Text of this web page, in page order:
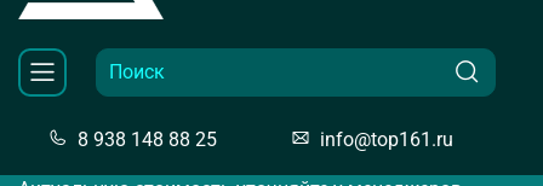
8 938 148 88 25 info@top161.ru